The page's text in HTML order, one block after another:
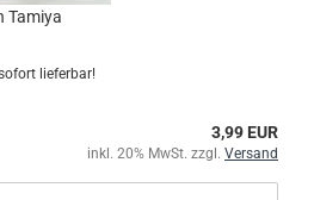
Tamiya
lieferbar!
3,99 EUR
inkl. 20% MwSt. zzgl. Versand